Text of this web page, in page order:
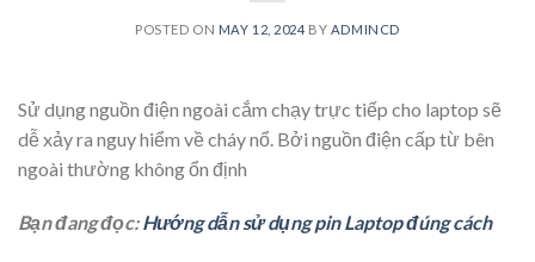
POSTED ON MAY 12, 2024 BY ADMINCD
Sử dụng nguồn điện ngoài cắm chạy trực tiếp cho laptop sẽ
dễ xảy ra nguy hiểm về cháy nổ. Bởi nguồn điện cấp từ bên
ngoài thường không ổn định
Bạn đang đọc:Hướng dẫn sử dụng pin Laptop đúng cách